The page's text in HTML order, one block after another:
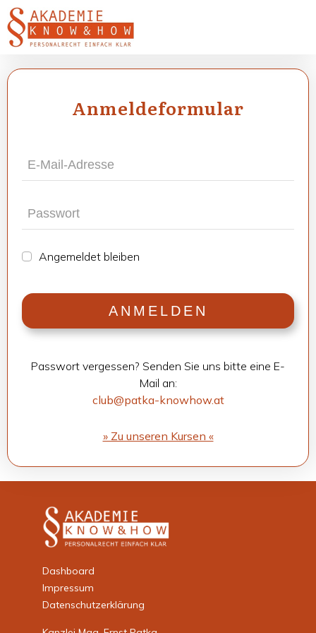
Anmel­de­for­mu­lar
Ange­mel­det blei­ben
ANMEL­DEN
Pass­wort ver­ges­sen? Sen­den Sie uns bitte eine E-
Mail an:
club@patka-knowhow.at
» Zu unse­ren Kur­sen «
Dashboard
Impressum
Datenschutzerklärung